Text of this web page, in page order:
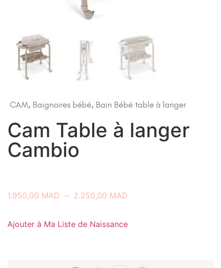
CAM, Baignoires bébé, Bain Bébé table à langer
Cam Table à langer
Cambio
1.950,00 MAD – 2.250,00 MAD
Ajouter à Ma Liste de Naissance